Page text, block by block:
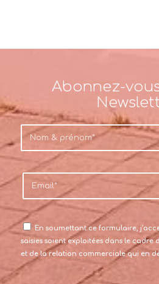
Abonnez-
En soumettant ce formulaire,
saisies soient exploitées dans le
et de la relation commerciale qui en